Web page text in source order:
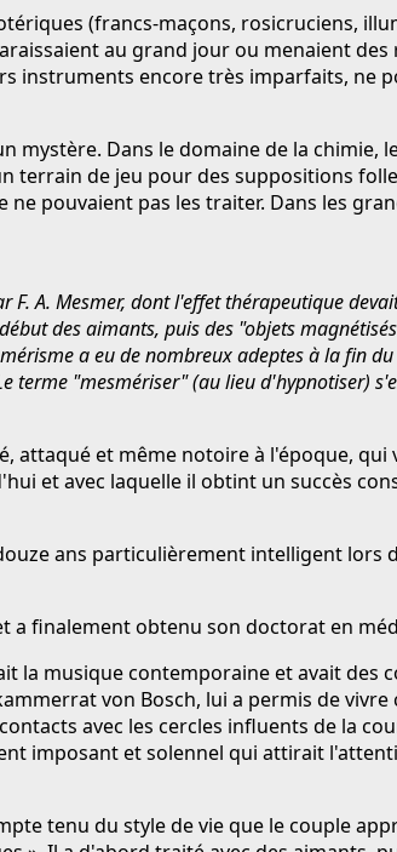
(francs-maçons, rosicruciens,
au grand jour ou menaient
instruments encore très imparfaits, ne
Dans le domaine de la chimie,
terrain de jeu pour des suppositions
pouvaient pas les traiter. Dans les
A. Mesmer, dont l'effet thérapeutique
des aimants, puis des "objets
a eu de nombreux adeptes à la fin
terme "mesmériser" (au lieu d'hypnotiser)
et même notoire à l'époque,
et avec laquelle il obtint un succès
ans particulièrement intelligent lors
finalement obtenu son doctorat en
musique contemporaine et avait des
von Bosch, lui a permis de
avec les cercles influents de la
imposant et solennel qui attirait
tenu du style de vie que le couple